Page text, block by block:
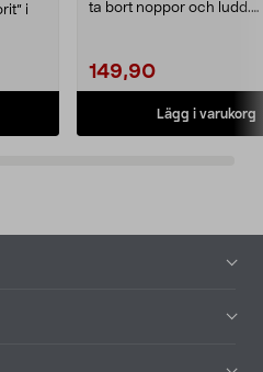
i
ta bort noppor och ludd.
149,90
Lägg i varukorg